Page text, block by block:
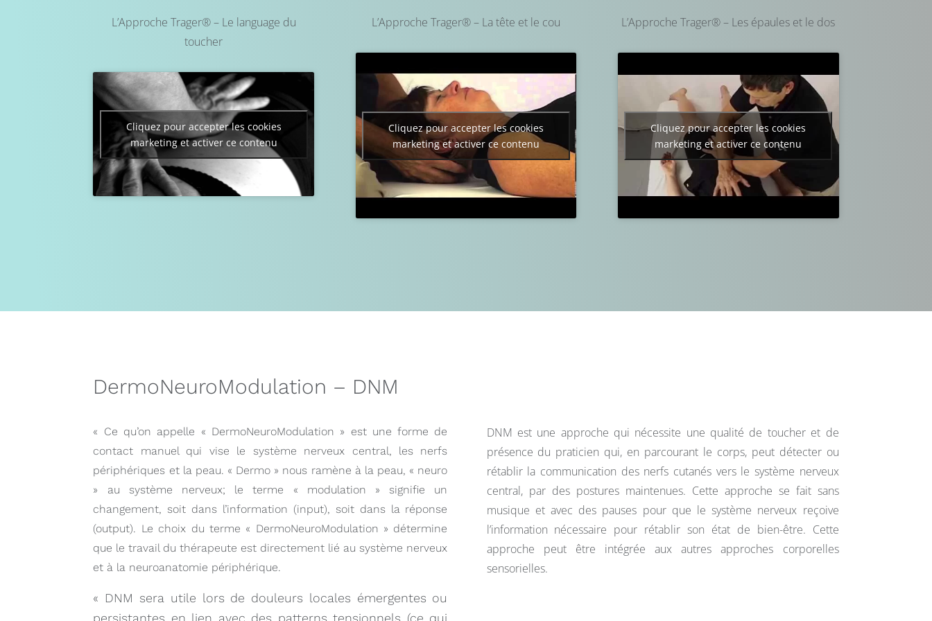
L’Approche Trager® – Le language du
toucher
Cliquez pour accepter les cookies
marketing et activer ce contenu
L’Approche Trager® – La tête et le cou
Cliquez pour accepter les cookies
marketing et activer ce contenu
L’Approche Trager® – Les épaules et le dos
Cliquez pour accepter les cookies
marketing et activer ce contenu
DermoNeuroModulation – DNM
« Ce qu’on appelle « DermoNeuroModulation » est une forme de
contact manuel qui vise le système nerveux central, les nerfs
périphériques et la peau. « Dermo » nous ramène à la peau, « neuro
» au système nerveux; le terme « modulation » signifie un
changement, soit dans l’information (input), soit dans la réponse
(output). Le choix du terme « DermoNeuroModulation » détermine
que le travail du thérapeute est directement lié au système nerveux
et à la neuroanatomie périphérique.
« DNM sera utile lors de douleurs locales émergentes ou
persistantes en lien avec des patterns tensionnels (ce qui
DNM est une approche qui nécessite une qualité de toucher et de
présence du praticien qui, en parcourant le corps, peut détecter ou
rétablir la communication des nerfs cutanés vers le système nerveux
central, par des postures maintenues. Cette approche se fait sans
musique et avec des pauses pour que le système nerveux reçoive
l’information nécessaire pour rétablir son état de bien-être. Cette
approche peut être intégrée aux autres approches corporelles
sensorielles.